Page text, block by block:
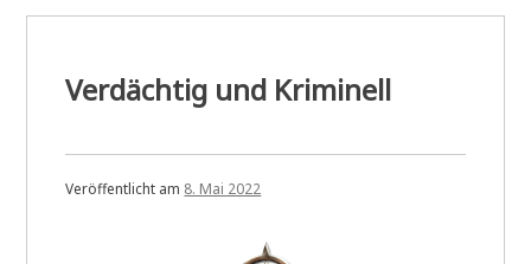
Verdächtig und Kriminell
Veröffentlicht am 8. Mai 2022